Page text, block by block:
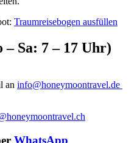
Traumreisebogen ausfüllen
– Sa: 7 – 17 Uhr)
an info@honeymoontravel.de
WhatsApp